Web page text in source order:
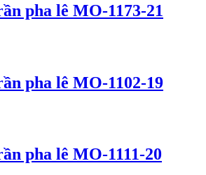
pha lê MO-1173-21
pha lê MO-1102-19
pha lê MO-1111-20